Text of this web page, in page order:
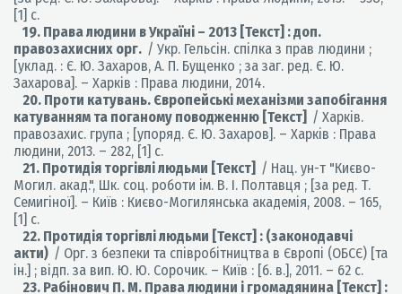
[1] с.
19. Права людини в Україні – 2013 [Текст] : доп.
правозахисних орг. / Укр. Гельсін. спілка з прав людини ;
[уклад. : Є. Ю. Захаров, А. П. Бущенко ; за заг. ред. Є. Ю.
Захарова]. – Харків : Права людини, 2014.
20. Проти катувань. Європейські механізми запобігання
катуванням та поганому поводженню [Текст] / Харків.
правозахис. група ; [упоряд. Є. Ю. Захаров]. – Харків : Права
людини, 2013. – 282, [1] с.
21. Протидія торгівлі людьми [Текст] / Нац. ун-т "Києво-
Могил. акад.", Шк. соц. роботи ім. В. І. Полтавця ; [за ред. Т.
Семигіної]. – Київ : Києво-Могилянська академія, 2008. – 165,
[1] с.
22. Протидія торгівлі людьми [Текст] : (законодавчі
акти) / Орг. з безпеки та співробітництва в Європі (ОБСЄ) [та
ін.] ; відп. за вип. Ю. Ю. Сорочик. – Київ : [б. в.], 2011. – 62 с.
23. Рабінович П. М. Права людини і громадянина [Текст] :